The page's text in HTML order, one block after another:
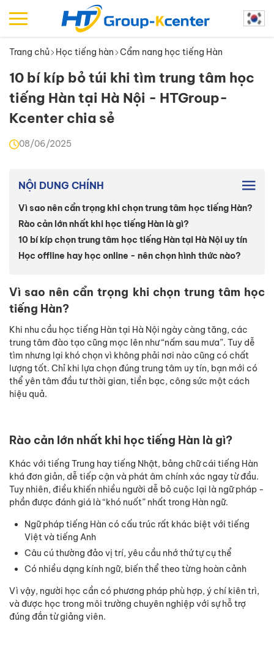
Trang chủ Học tiếng hàn Cẩm nang học tiếng Hàn
10 bí kíp bỏ túi khi tìm trung tâm học
tiếng Hàn tại Hà Nội - HTGroup-
Kcenter chia sẻ
08/06/2025
NỘI DUNG CHÍNH
Vì sao nên cẩn trọng khi chọn trung tâm học tiếng Hàn?
Rào cản lớn nhất khi học tiếng Hàn là gì?
10 bí kíp chọn trung tâm học tiếng Hàn tại Hà Nội uy tín
Học offline hay học online - nên chọn hình thức nào?
Vì sao nên cẩn trọng khi chọn trung tâm học
tiếng Hàn?
Khi nhu cầu học tiếng Hàn tại Hà Nội ngày càng tăng, các
trung tâm đào tạo cũng mọc lên như “nấm sau mưa”. Tuy dễ
tìm nhưng lại khó chọn vì không phải nơi nào cũng có chất
lượng tốt. Chỉ khi lựa chọn đúng trung tâm uy tín, bạn mới có
thể yên tâm đầu tư thời gian, tiền bạc, công sức một cách
hiệu quả.
Rào cản lớn nhất khi học tiếng Hàn là gì?
Khác với tiếng Trung hay tiếng Nhật, bảng chữ cái tiếng Hàn
khá đơn giản, dễ tiếp cận và phát âm chính xác ngay từ đầu.
Tuy nhiên, điều khiến nhiều người dễ bỏ cuộc lại là ngữ pháp -
phần được đánh giá là “khó nuốt” nhất trong Hàn ngữ.
Ngữ pháp tiếng Hàn có cấu trúc rất khác biệt với tiếng
Việt và tiếng Anh
Câu cú thường đảo vị trí, yêu cầu nhớ thứ tự cụ thể
Có nhiều dạng kính ngữ, biến thể theo từng hoàn cảnh
Vì vậy, người học cần có phương pháp phù hợp, ý chí kiên trì,
và được học trong môi trường chuyên nghiệp với sự hỗ trợ
đúng đắn từ giảng viên.